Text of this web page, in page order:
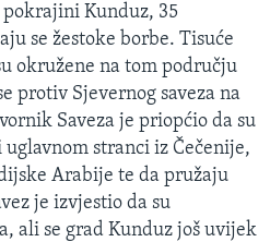
Kunduz, 35
se žestoke borbe. Tisuće
okružene na tom području
protiv Sjevernog saveza na
Saveza je priopćio da su
stranci iz Čečenije,
Arabije te da pružaju
je izvjestio da su
ali se grad Kunduz još uvijek